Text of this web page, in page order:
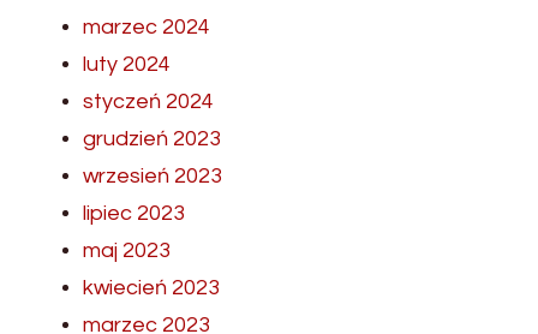
marzec 2024
luty 2024
styczeń 2024
grudzień 2023
wrzesień 2023
lipiec 2023
maj 2023
kwiecień 2023
marzec 2023